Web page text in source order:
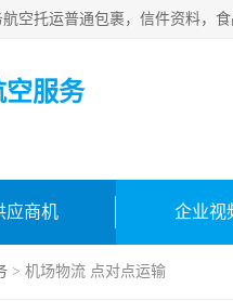
空服务
应商机 企业视
> 机场物流 点对点运输